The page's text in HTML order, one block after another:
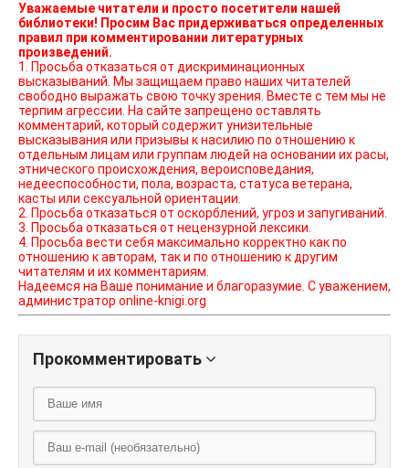
Уважаемые читатели и просто посетители нашей
библиотеки! Просим Вас придерживаться определенных
правил при комментировании литературных
произведений.
1. Просьба отказаться от дискриминационных
высказываний. Мы защищаем право наших читателей
свободно выражать свою точку зрения. Вместе с тем мы не
терпим агрессии. На сайте запрещено оставлять
комментарий, который содержит унизительные
высказывания или призывы к насилию по отношению к
отдельным лицам или группам людей на основании их расы,
этнического происхождения, вероисповедания,
недееспособности, пола, возраста, статуса ветерана,
касты или сексуальной ориентации.
2. Просьба отказаться от оскорблений, угроз и запугиваний.
3. Просьба отказаться от нецензурной лексики.
4. Просьба вести себя максимально корректно как по
отношению к авторам, так и по отношению к другим
читателям и их комментариям.
Надеемся на Ваше понимание и благоразумие. С уважением,
администратор online-knigi.org
Прокомментировать